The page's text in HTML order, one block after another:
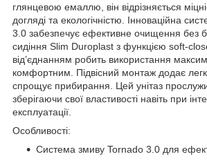
глянцевою емаллю, він відрізняється
догляді та екологічністю. Інноваційна
3.0 забезпечує ефективне очищення без
сидіння Slim Duroplast з функцією soft-
від’єднанням робить використання
комфортним. Підвісний монтаж додає
спрощує прибирання. Цей унітаз
зберігаючи свої властивості навіть при
експлуатації.
Особливості:
Система змиву Tornado 3.0 для